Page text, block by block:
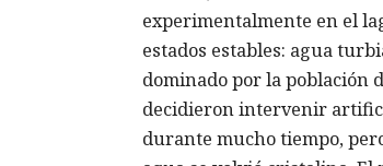
experimentalmente en el
estados estables: agua
dominado por la población
decidieron intervenir
durante mucho tiempo,